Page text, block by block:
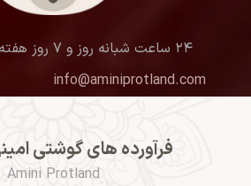
۲۴ ساعت شبانه روز و ۷ روز هفته همراه شماییم
info@aminiprotland.com
فرآورده های گوشتی
Amini Protland